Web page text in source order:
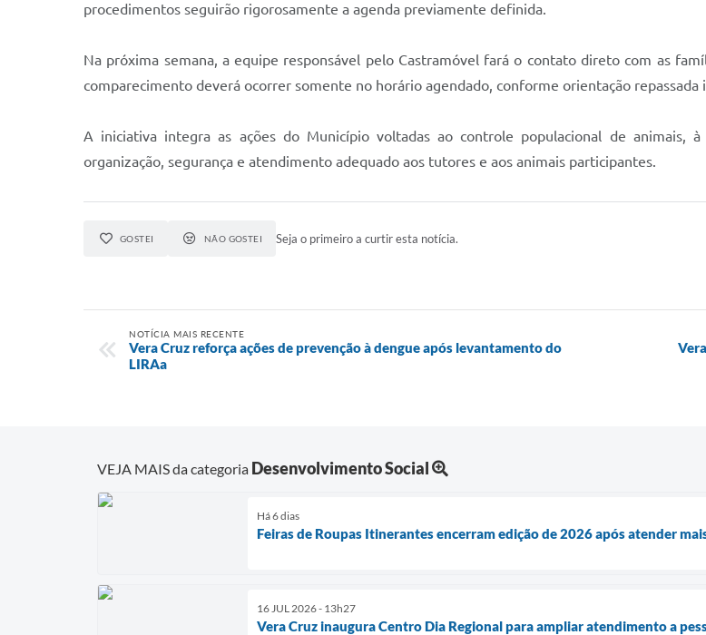
procedimentos seguirão rigorosamente a agenda previamente definida.
Na próxima semana, a equipe responsável pelo Castramóvel fará o contato direto com as
comparecimento deverá ocorrer somente no horário agendado, conforme orientação repassada
A iniciativa integra as ações do Município voltadas ao controle populacional de animais,
organização, segurança e atendimento adequado aos tutores e aos animais participantes.
GOSTEI NÃO GOSTEI Seja o primeiro a curtir esta notícia.
NOTÍCIA MAIS RECENTE
Vera Cruz reforça ações de prevenção à dengue após levantamento do
LIRAa
VEJA MAIS da categoria Desenvolvimento Social
Há 6 dias
Feiras de Roupas Itinerantes encerram edição de 2026 após atender
16 JUL 2026 - 13h27
Vera Cruz inaugura Centro Dia Regional para ampliar atendimento a